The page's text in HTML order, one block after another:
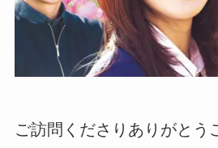
ご訪問くださりありがとう